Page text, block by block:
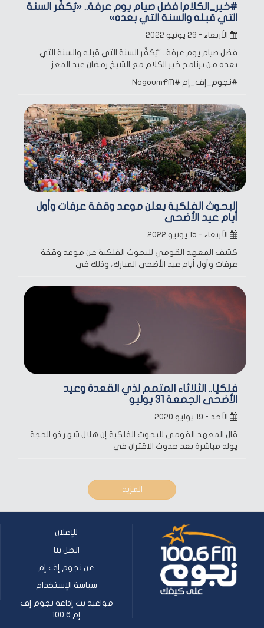
#خير_الكلام| فضل صيام يوم عرفة.. «يُكفِّر السنة
التي قبله والسنة التي بعده»
الأربعاء - ٢٩ يونيو ٢٠٢٢
فضل صيام يوم عرفة.. “يُكفِّر السنة التي قبله والسنة التي
بعده من برنامج خير الكلام مع الشيخ رمضان عبد المعز
#نجوم_إف_إم #NogoumFM
البحوث الفلكية يعلن موعد وقفة عرفات وأول
أيام عيد الأضحى
الأربعاء - ١٥ يونيو ٢٠٢٢
كشف المعهد القومي للبحوث الفلكية عن موعد وقفة
عرفات وأول أيام عيد الأضحى المبارك، وذلك في
فلكيًا.. الثلاثاء المتمم لذي القعدة وعيد
الأضحى الجمعة 31 يوليو
الأحد - ١٩ يوليو ٢٠٢٠
قال المعهد القومى للبحوث الفلكية إن هلال شهر ذو الحجة
يولد مباشرة بعد حدوث الاقتران فى
المزيد
للإعلان
اتصل بنا
عن نجوم إف إم
سياسة الإستخدام
مواعيد بث إذاعة نجوم إف
إم 100.6